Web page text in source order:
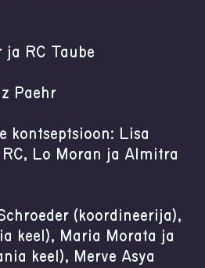
ja RC Taube
Paehr
kontseptsioon: Lisa
RC, Lo Moran ja Almitra
(koordineerija),
keel), Maria Morata ja
keel), Merve Asya